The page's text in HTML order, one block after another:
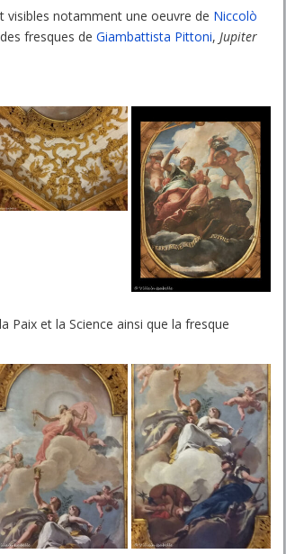
visibles notamment une oeuvre de Niccolò
fresques de Giambattista Pittoni, Jupiter
la Paix et la Science ainsi que la fresque